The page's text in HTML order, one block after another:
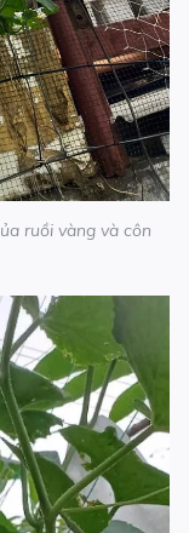
ruồi vàng và côn